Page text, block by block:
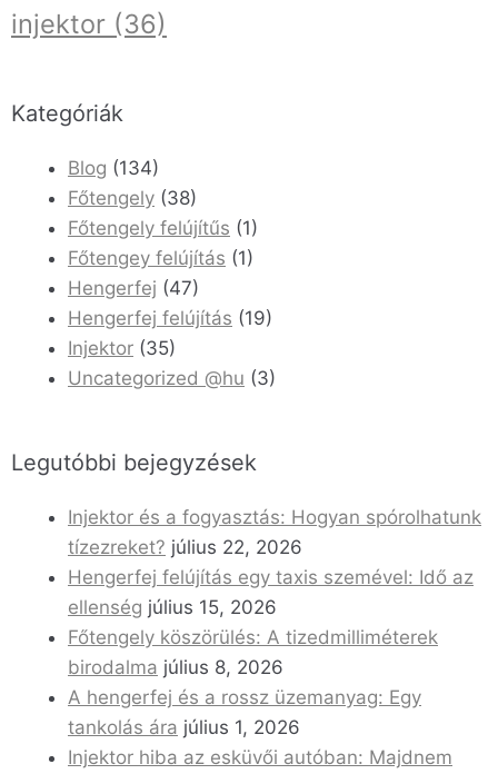
injektor (36)
Kategóriák
Blog (134)
Főtengely (38)
Főtengely felújítűs (1)
Főtengey felújítás (1)
Hengerfej (47)
Hengerfej felújítás (19)
Injektor (35)
Uncategorized @hu (3)
Legutóbbi bejegyzések
Injektor és a fogyasztás: Hogyan spórolhatunk
tízezreket? július 22, 2026
Hengerfej felújítás egy taxis szemével: Idő az
ellenség július 15, 2026
Főtengely köszörülés: A tizedmilliméterek
birodalma július 8, 2026
A hengerfej és a rossz üzemanyag: Egy
tankolás ára július 1, 2026
Injektor hiba az esküvői autóban: Majdnem